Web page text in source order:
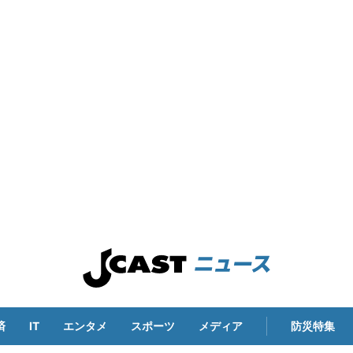
IT エンタメ スポーツ メディア 防災特集